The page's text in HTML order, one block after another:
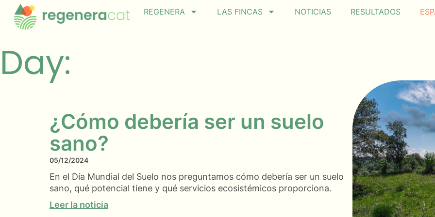
REGENERA LAS FINCAS NOTICIAS RESULTADOS
Day:
¿Cómo debería ser un suelo
sano?
05/12/2024
En el Día Mundial del Suelo nos preguntamos cómo debería ser un suelo
sano, qué potencial tiene y qué servicios ecosistémicos proporciona.
Leer la noticia